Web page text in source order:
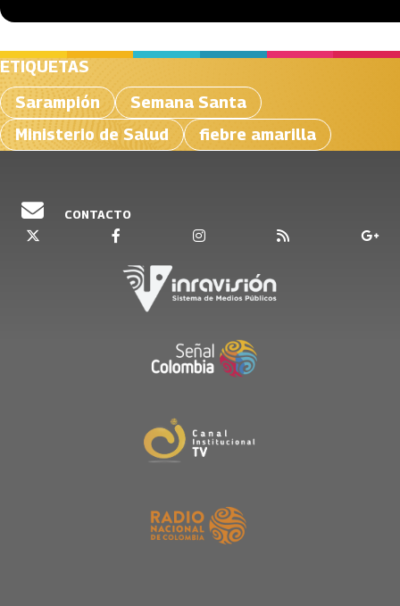
ETIQUETAS
Sarampión
Semana Santa
Ministerio de Salud
fiebre amarilla
CONTACTO